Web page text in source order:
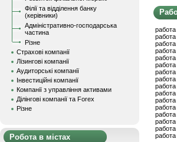
Філії та відділення банку
(керівники)
Адміністративно-господарська
частина
Різне
Страхові компанії
Лізингові компанії
Аудиторські компанії
Інвестиційні компанії
Компанії з управління активами
Ділінгові компанії та Forex
Різне
Робота в містах
работа
работа
работа